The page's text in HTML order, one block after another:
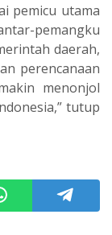
pemicu utama
pemangku
daerah,
perencanaan
menonjol
tutup